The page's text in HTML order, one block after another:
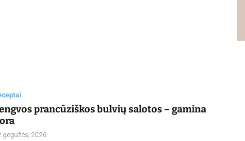
prancūziškos bulvių salotos – gamina
gegužės, 2026